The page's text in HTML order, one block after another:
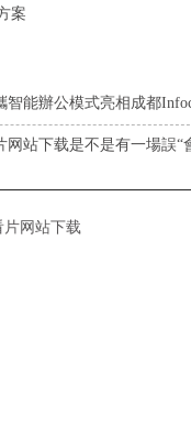
案
能辦公模式亮相成都
站下载是不是有一場誤“
片网站下载